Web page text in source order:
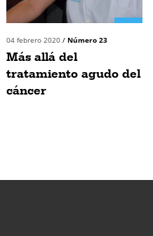
04 febrero 2020 / Número 23
Más allá del
tratamiento agudo del
cáncer